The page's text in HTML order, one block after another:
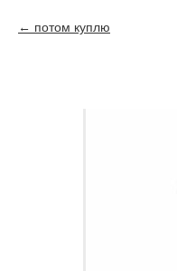
потом куплю